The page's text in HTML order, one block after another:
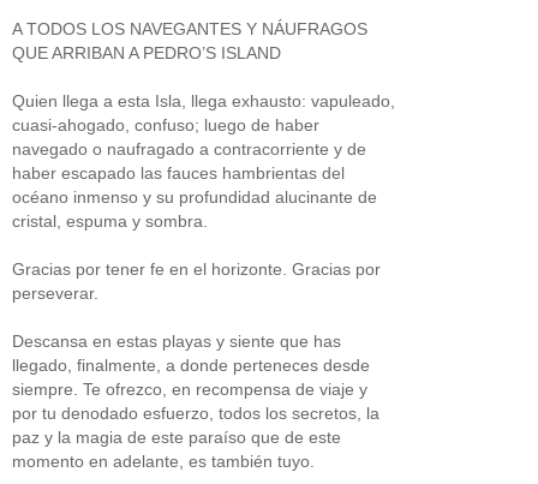
A TODOS LOS NAVEGANTES Y NÁUFRAGOS
QUE ARRIBAN A PEDRO’S ISLAND
Quien llega a esta Isla, llega exhausto: vapuleado,
cuasi-ahogado, confuso; luego de haber
navegado o naufragado a contracorriente y de
haber escapado las fauces hambrientas del
océano inmenso y su profundidad alucinante de
cristal, espuma y sombra.
Gracias por tener fe en el horizonte. Gracias por
perseverar.
Descansa en estas playas y siente que has
llegado, finalmente, a donde perteneces desde
siempre. Te ofrezco, en recompensa de viaje y
por tu denodado esfuerzo, todos los secretos, la
paz y la magia de este paraíso que de este
momento en adelante, es también tuyo.